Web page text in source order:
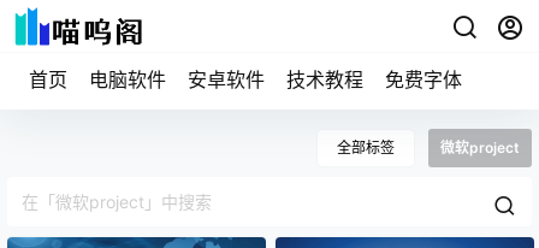
首页 电脑软件 安卓软件 技术教程 免费字体
全部标签 微软project